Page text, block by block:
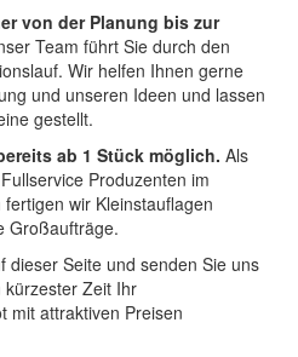
von der Planung bis zur
Team führt Sie durch den
Wir helfen Ihnen gerne
und unseren Ideen und lassen
gestellt.
ab 1 Stück möglich. Als
Produzenten im
wir Kleinstauflagen
Großaufträge.
dieser Seite und senden Sie uns
kürzester Zeit Ihr
mit attraktiven Preisen